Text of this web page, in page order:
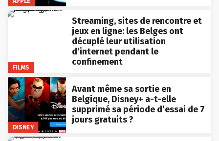
FILMS
Streaming, sites de rencontre et
jeux en ligne: les Belges ont
décuplé leur utilisation
d’internet pendant le
confinement
DISNEY
Avant même sa sortie en
Belgique, Disney+ a-t-elle
supprimé sa période d’essai de 7
jours gratuits ?